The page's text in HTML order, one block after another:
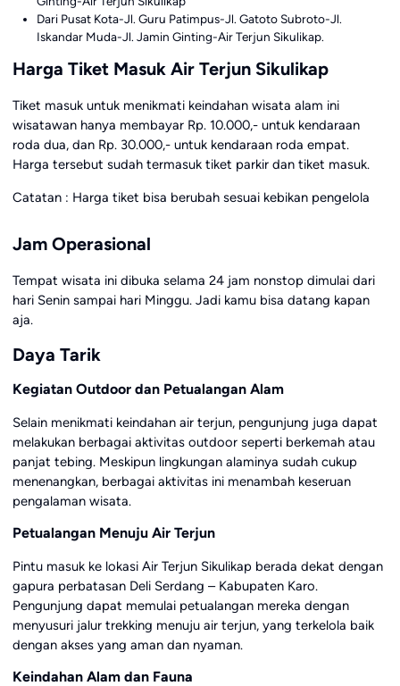
Dari Pusat Kota-Jl. Guru Patimpus-Jl. Gatoto Subroto-Jl.
Iskandar Muda-Jl. Jamin Ginting-Air Terjun Sikulikap.
Harga Tiket Masuk Air Terjun Sikulikap
Tiket masuk untuk menikmati keindahan wisata alam ini
wisatawan hanya membayar Rp. 10.000,- untuk kendaraan
roda dua, dan Rp. 30.000,- untuk kendaraan roda empat.
Harga tersebut sudah termasuk tiket parkir dan tiket masuk.
Catatan : Harga tiket bisa berubah sesuai kebikan pengelola
Jam Operasional
Tempat wisata ini dibuka selama 24 jam nonstop dimulai dari
hari Senin sampai hari Minggu. Jadi kamu bisa datang kapan
aja.
Daya Tarik
Kegiatan Outdoor dan Petualangan Alam
Selain menikmati keindahan air terjun, pengunjung juga dapat
melakukan berbagai aktivitas outdoor seperti berkemah atau
panjat tebing. Meskipun lingkungan alaminya sudah cukup
menenangkan, berbagai aktivitas ini menambah keseruan
pengalaman wisata.
Petualangan Menuju Air Terjun
Pintu masuk ke lokasi Air Terjun Sikulikap berada dekat dengan
gapura perbatasan Deli Serdang – Kabupaten Karo.
Pengunjung dapat memulai petualangan mereka dengan
menyusuri jalur trekking menuju air terjun, yang terkelola baik
dengan akses yang aman dan nyaman.
Keindahan Alam dan Fauna